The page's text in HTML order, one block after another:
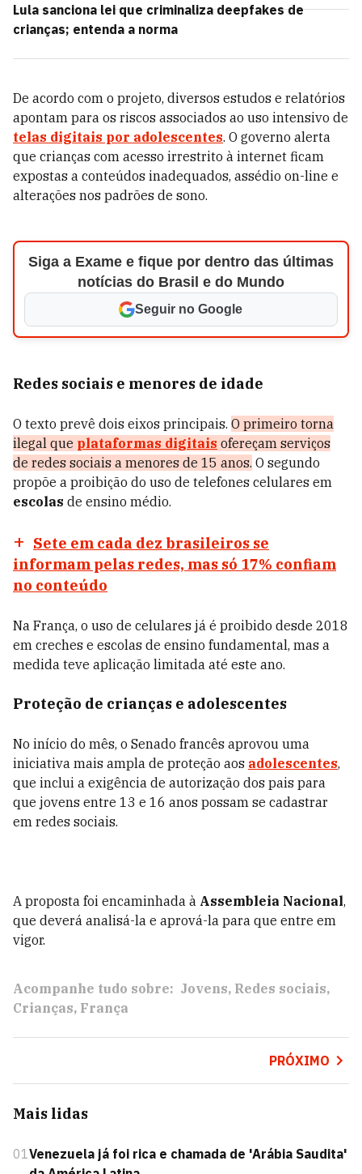
Lula sanciona lei que criminaliza deepfakes de
crianças; entenda a norma
De acordo com o projeto, diversos estudos e relatórios
apontam para os riscos associados ao uso intensivo de
telas digitais por adolescentes. O governo alerta
que crianças com acesso irrestrito à internet ficam
expostas a conteúdos inadequados, assédio on-line e
alterações nos padrões de sono.
Siga a Exame e fique por dentro das últimas
notícias do Brasil e do Mundo
Seguir no Google
Redes sociais e menores de idade
O texto prevê dois eixos principais. O primeiro torna
ilegal que plataformas digitais ofereçam serviços
de redes sociais a menores de 15 anos. O segundo
propõe a proibição do uso de telefones celulares em
escolas de ensino médio.
Sete em cada dez brasileiros se
informam pelas redes, mas só 17% confiam
no conteúdo
Na França, o uso de celulares já é proibido desde 2018
em creches e escolas de ensino fundamental, mas a
medida teve aplicação limitada até este ano.
Proteção de crianças e adolescentes
No início do mês, o Senado francês aprovou uma
iniciativa mais ampla de proteção aos adolescentes,
que inclui a exigência de autorização dos pais para
que jovens entre 13 e 16 anos possam se cadastrar
em redes sociais.
A proposta foi encaminhada à Assembleia Nacional,
que deverá analisá-la e aprová-la para que entre em
vigor.
Acompanhe tudo sobre: Jovens Redes sociais
Crianças França
PRÓXIMO
Mais lidas
01Venezuela já foi rica e chamada de 'Arábia Saudita'